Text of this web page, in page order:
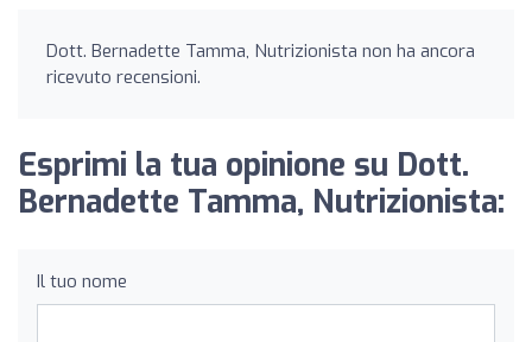
Dott. Bernadette Tamma, Nutrizionista non ha ancora
ricevuto recensioni.
Esprimi la tua opinione su Dott.
Bernadette Tamma, Nutrizionista:
Il tuo nome